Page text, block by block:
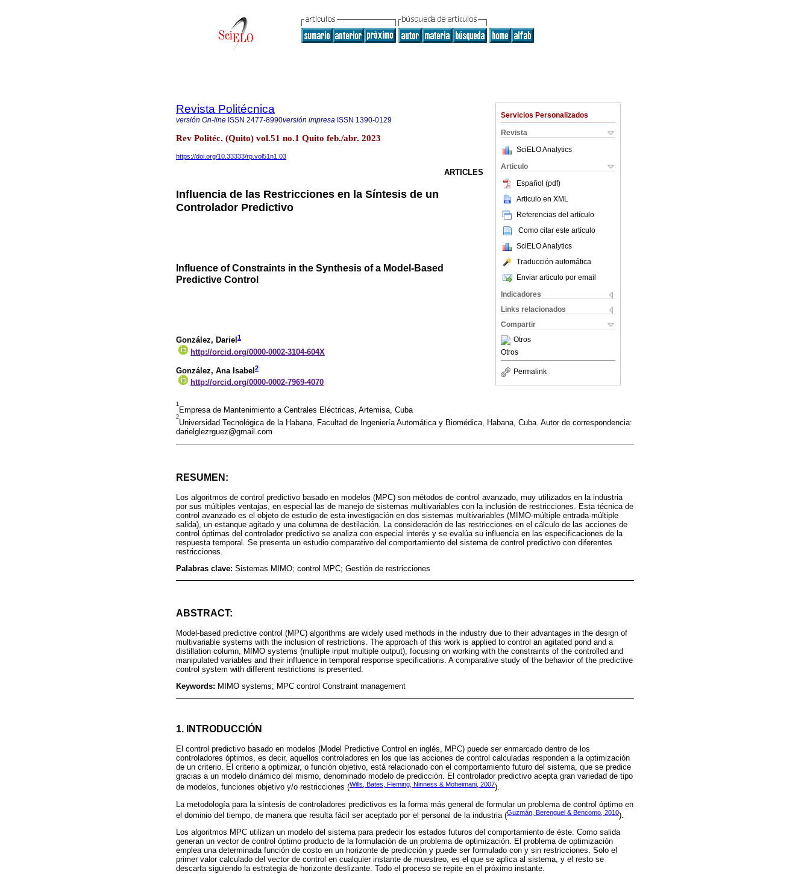
Servicios Personalizados
Revista
SciELO Analytics
Articulo
Español (pdf)
Articulo en XML
Referencias del artículo
Como citar este artículo
SciELO Analytics
Traducción automática
Enviar articulo por email
Indicadores
Links relacionados
Compartir
Otros
Otros
Permalink
Revista Politécnica
versión On-line ISSN 2477-8990versión impresa ISSN 1390-0129
Rev Politéc. (Quito) vol.51 no.1 Quito feb./abr. 2023
https://doi.org/10.33333/rp.vol51n1.03
ARTICLES
Influencia de las Restricciones en la Síntesis de un
Controlador Predictivo
Influence of Constraints in the Synthesis of a Model-Based
Predictive Control
González, Dariel 1
http://orcid.org/0000-0002-3104-604X
González, Ana Isabel 2
http://orcid.org/0000-0002-7969-4070
1
Empresa de Mantenimiento a Centrales Eléctricas, Artemisa, Cuba
2
Universidad Tecnológica de la Habana, Facultad de Ingeniería Automática y Biomédica, Habana, Cuba. Autor de correspondencia:
darielglezrguez@gmail.com
RESUMEN:
Los algoritmos de control predictivo basado en modelos (MPC) son métodos de control avanzado, muy utilizados en la industria
por sus múltiples ventajas, en especial las de manejo de sistemas multivariables con la inclusión de restricciones. Esta técnica de
control avanzado es el objeto de estudio de esta investigación en dos sistemas multivariables (MIMO-múltiple entrada-múltiple
salida), un estanque agitado y una columna de destilación. La consideración de las restricciones en el cálculo de las acciones de
control óptimas del controlador predictivo se analiza con especial interés y se evalúa su influencia en las especificaciones de la
respuesta temporal. Se presenta un estudio comparativo del comportamiento del sistema de control predictivo con diferentes
restricciones.
Palabras clave: Sistemas MIMO; control MPC; Gestión de restricciones
ABSTRACT:
Model-based predictive control (MPC) algorithms are widely used methods in the industry due to their advantages in the design of
multivariable systems with the inclusion of restrictions. The approach of this work is applied to control an agitated pond and a
distillation column, MIMO systems (multiple input multiple output), focusing on working with the constraints of the controlled and
manipulated variables and their influence in temporal response specifications. A comparative study of the behavior of the predictive
control system with different restrictions is presented.
Keywords: MIMO systems; MPC control Constraint management
1. INTRODUCCIÓN
El control predictivo basado en modelos (Model Predictive Control en inglés, MPC) puede ser enmarcado dentro de los
controladores óptimos, es decir, aquellos controladores en los que las acciones de control calculadas responden a la optimización
de un criterio. El criterio a optimizar, o función objetivo, está relacionado con el comportamiento futuro del sistema, que se predice
gracias a un modelo dinámico del mismo, denominado modelo de predicción. El controlador predictivo acepta gran variedad de tipo
de modelos, funciones objetivo y/o restricciones (Wills, Bates, Fleming, Ninness & Moheimani, 2007).
La metodología para la síntesis de controladores predictivos es la forma más general de formular un problema de control óptimo en
el dominio del tiempo, de manera que resulta fácil ser aceptado por el personal de la industria (Guzmán, Berenguel & Bencomo, 2010).
Los algoritmos MPC utilizan un modelo del sistema para predecir los estados futuros del comportamiento de éste. Como salida
generan un vector de control óptimo producto de la formulación de un problema de optimización. El problema de optimización
emplea una determinada función de costo en un horizonte de predicción y puede ser formulado con y sin restricciones. Solo el
primer valor calculado del vector de control en cualquier instante de muestreo, es el que se aplica al sistema, y el resto se
descarta siguiendo la estrategia de horizonte deslizante. Todo el proceso se repite en el próximo instante.